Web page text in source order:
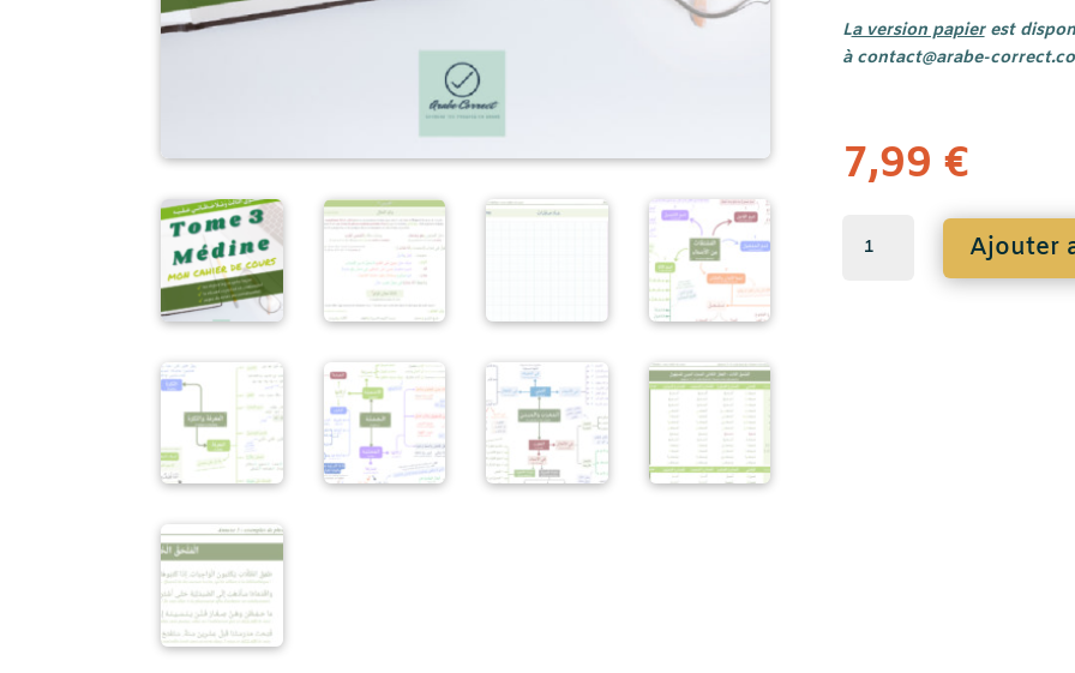
La version papierest
à contact@arabe-
7,99 €
Ajouter